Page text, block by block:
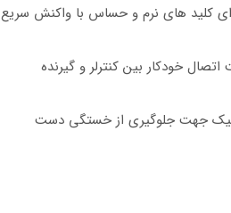
کلید های نرم و حساس با واکنش سریع